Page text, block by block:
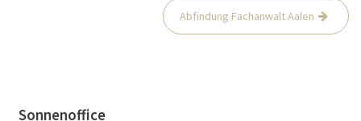
Abfindung Fachanwalt Aalen
Sonnenoffice